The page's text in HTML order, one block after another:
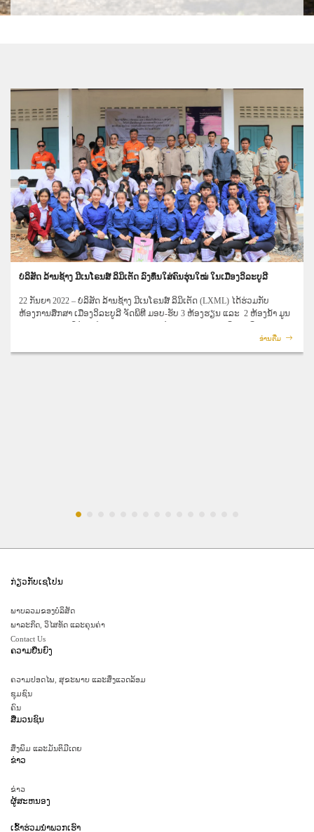
ບໍລິສັດ ລ້ານຊ້າງ ມີເນໂຣນສ໌ ລິມິເຕັດ ລົງ​ທຶນ​ໃສ່​ຄົນ​ຮຸ່ນ​ໃໝ່ ໃນ​ເມືອງວິ​ລະ​ບູ​ລີ
22 ກັນຍາ 2022 – ບໍລິສັດ ລ້ານຊ້າງ ມີເນໂຣນສ໌ ລິມິເຕັດ (LXML) ໄດ້ຮ່ວມກັບ
ຫ້ອງການສຶກສາ ເມືອງວິລະບູລີ ຈັດພິທີ ມອບ-ຮັບ 3 ຫ້ອງຮຽນ ແລະ 2 ຫ້ອງນ້ຳ ມູນ​
ສະຫວັນນະເຂດ ເຊິ່ງ​ເປັນ​ທີ່​ຕັ້ງ​ຂອງ ໂຄງ​ການ​ຂຸດ​ຄົ້ນ​-ຜະ​ລິດ​ຄຳ-ທອງ ເຊ​ໂປນ. ໃຫ້
ກຽດເປັນປະທານພິທີ ໂດຍ ທ່ານ ຮອງເຈົ້າເມືອງວິລະບູລີ, ທ່ານ ບຸນເນືອງ ຈັນຫອມ, ຜູ້​
ດ້ອຍ​ໂອ​ກາດ (25%); ແລະ ການສົ່ງ​ເສີມ​​ສຸກ​ຂະ​ພາບພື້ນ​ຖານ​ໃຫ້​ແກ່​ຊຸມ​ຊົນ (20%).
ມາ​ຮອດ​ປັດ​ຈຸ​ບັນ, LXML ໄດ້​ລົງ​ທຶນ US$11 ລ້ານ ໃນ​ເມືອງວິ​ລະ​ບູ​ລີ​ຜ່ານ​ກອງ​ທຶນ​ພັດ​
ຖານ​ສຳ​ຄັນ ກໍ​ຄື​ການ​ສະ​ໜັບ​ສະ​ໜູນ ແລະ ການ​ບໍ​ລິ​ການ​ຕ່າງໆ. ຫຼາຍ​ທົດ​ສະ​ວັດ​ກ່ອນ​
ນ້າ​ນີ້, ເມືອງວິ​ລະ​ບູ​ລີ ຖືກ​ຈັດ​ເປັນ​ເມືອງ​ທີ່ “ທຸກ​ຍາກ​ທີ່​ສຸດ”, ແຕ່​ຍ້ອນ​ການ​ມີ​ວຽກ​ເຮັດ​
ງານ​ທຳ, ການ​ຄ້າ, ແລະ ການ​ພັດ​ທະ​ນາ​ຊຸມ​ຊົນ, ເມືອງ​ດັ່ງ​ກ່າວ​ກໍ​ໄດ້​ກາຍ​ເປັນ​ເມືອງ​ທີ່​ຟົດ​
ຟຶ້ນ ແລະ ມີ​ການ​ຂະ​ຫຍາຍ​ໂຕ
ອ່ານ​ຕື່ມ
ກ່ຽວກັບເຊໂປນ
ພາບລວມຂອງບໍລິສັດ
ພາລະກິດ, ວິໄສທັດ ແລະຄຸນຄ່າ
Contact Us
ຄວາມຍືນຍົງ
ຄວາມປອດໄພ, ສຸຂະພາບ ແລະສິ່ງແວດລ້ອມ
ຊຸມຊົນ
ຄົນ
ສື່ມວນຊົນ
ສິ່ງພິມ ແລະມັນຕິມີເດຍ
ຂ່າວ
ຂ່າວ
ຜູ້ສະຫນອງ
ເຂົ້າ​ຮ່ວມ​ນໍາ​ພວກ​ເຮົາ